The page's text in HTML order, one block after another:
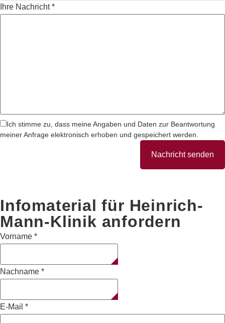
Ihre Nachricht*
Ich stimme zu, dass meine Angaben und Daten zur Beantwortung
meiner Anfrage elektronisch erhoben und gespeichert werden.
Nachricht senden
Infomaterial für Heinrich-
Mann-Klinik anfordern
Vorname *
Nachname *
E-Mail *